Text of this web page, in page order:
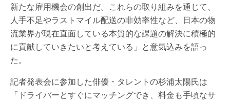
新たな雇用機会の創出だ。これらの取り組みを通じて、
人手不足やラストマイル配送の非効率性など、日本の物
流業界が現在直面している本質的な課題の解決に積極的
に貢献していきたいと考えている」と意気込みを語っ
た。
記者発表会に参加した俳優・タレントの杉浦太陽氏は
「ドライバーとすぐにマッチングでき、料金も手頃なサ